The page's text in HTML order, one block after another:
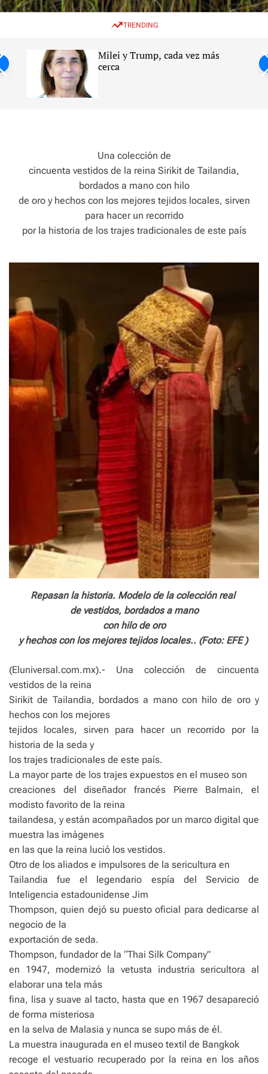
w
c
e
e
TRENDING
Milei y Trump, cada vez más
cerca
Una colección de
cincuenta vestidos de la reina Sirikit de Tailandia,
bordados a mano con hilo
de oro y hechos con los mejores tejidos locales, sirven
para hacer un recorrido
por la historia de los trajes tradicionales de este país
Repasan la historia. Modelo de la colección real
de vestidos, bordados a mano
con hilo de oro
y hechos con los mejores tejidos locales.. (Foto: EFE )
(Eluniversal.com.mx).- Una colección de cincuenta
vestidos de la reina
Sirikit de Tailandia, bordados a mano con hilo de oro y
hechos con los mejores
tejidos locales, sirven para hacer un recorrido por la
historia de la seda y
los trajes tradicionales de este país.
La mayor parte de los trajes expuestos en el museo son
creaciones del diseñador francés Pierre Balmain, el
modisto favorito de la reina
tailandesa, y están acompañados por un marco digital que
muestra las imágenes
en las que la reina lució los vestidos.
Otro de los aliados e impulsores de la sericultura en
Tailandia fue el legendario espía del Servicio de
Inteligencia estadounidense Jim
Thompson, quien dejó su puesto oficial para dedicarse al
negocio de la
exportación de seda.
Thompson, fundador de la “Thai Silk Company”
en 1947, modernizó la vetusta industria sericultora al
elaborar una tela más
fina, lisa y suave al tacto, hasta que en 1967 desapareció
de forma misteriosa
en la selva de Malasia y nunca se supo más de él.
La muestra inaugurada en el museo textil de Bangkok
recoge el vestuario recuperado por la reina en los años